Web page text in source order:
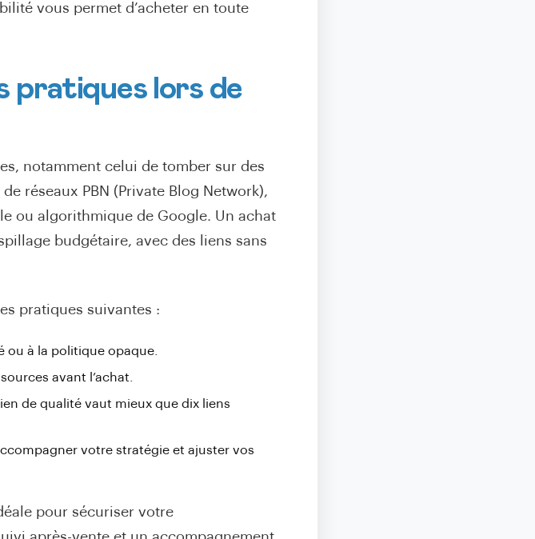
vous permet d’acheter en toute
pratiques lors de
notamment celui de tomber sur des
réseaux PBN (Private Blog Network),
ou algorithmique de Google. Un achat
budgétaire, avec des liens sans
pratiques suivantes :
ou à la politique opaque.
avant l’achat.
de qualité vaut mieux que dix liens
votre stratégie et ajuster vos
pour sécuriser votre